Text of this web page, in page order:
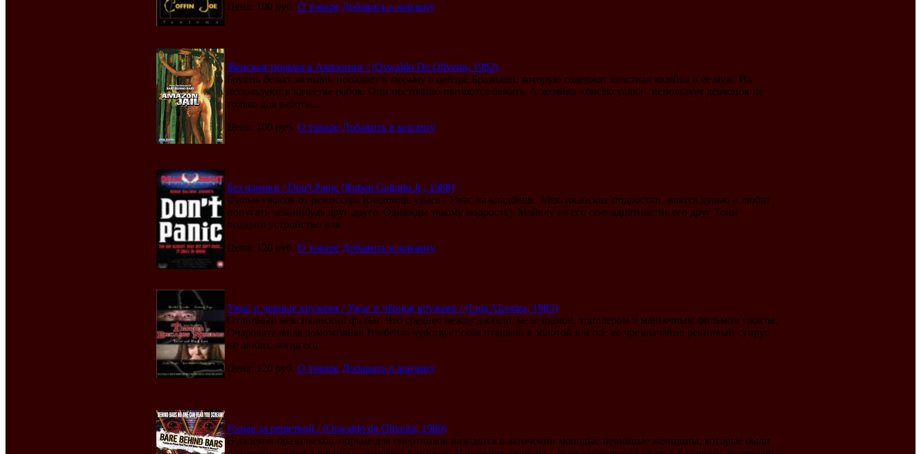
Цена: 100 руб. О товаре Добавить в корзину
Женская тюрьма в Амазонии / (Oswaldo De Oliveira, 1982)
Группа белых женщин попадает в тюрьму в центре Бразилии, которую содержат властная хозяйка и ее муж. Их
используют в качестве рабов. Они постоянно пытаются бежать. А хозяйка - бисексуалка - использует девчонок не
только для работы...
Цена: 100 руб. О товаре Добавить в корзину
Без паники / Don't Panic (Ruben Galindo Jr., 1988)
Фильм ужасов от режиссера Кладбище ужаса / Ужас на кладбище. Мексиканские подростки, маятся дурью и любят
попугать чем-нибудь друг друга. Однажды такому подростку Майклу на его семнадцатилетие его друг Тони
подарил устройство для ...
Цена: 120 руб. О товаре Добавить в корзину
Ужас и черные кружева / Ужас и чёрное кружево / (Luis Alcoriza, 1985)
Отличный мексиканский фильм. Что среднее между джалло, мелодрамой, триллером и маньячным фильмом ужасов.
Очаровательная домохозяйка Изабелла чувствует себя пташкой в золотой клетке: ее чрезвычайно ревнивый супруг
не любит, когда его ...
Цена: 120 руб. О товаре Добавить в корзину
Голые за решеткой / (Oswaldo de Oliveira, 1980)
В далекой бразильской тюрьме для смертников находятся в заточении молодые невинные женщины, которые были